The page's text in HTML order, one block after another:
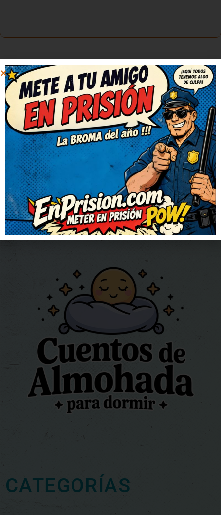
1 … 74 75 76
+ DE 7.500
  CHISTES
AGREGA UN CHISTE
VISITA NUESTRO NUEVO PROYECTO
CATEGORÍAS